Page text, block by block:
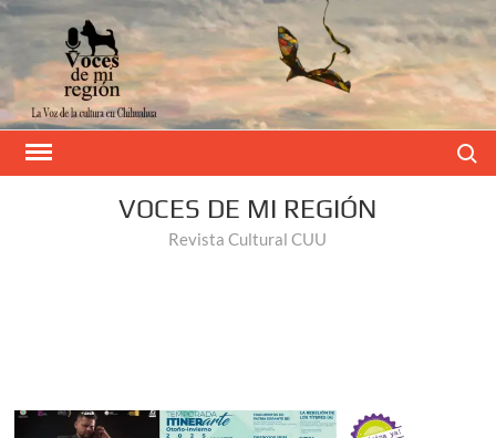
VOCES DE MI REGIÓN
Revista Cultural CUU